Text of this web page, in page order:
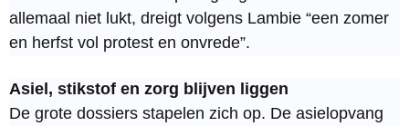
allemaal niet lukt, dreigt volgens Lambie “een zomer
en herfst vol protest en onvrede”.
Asiel, stikstof en zorg blijven liggen
De grote dossiers stapelen zich op. De asielopvang